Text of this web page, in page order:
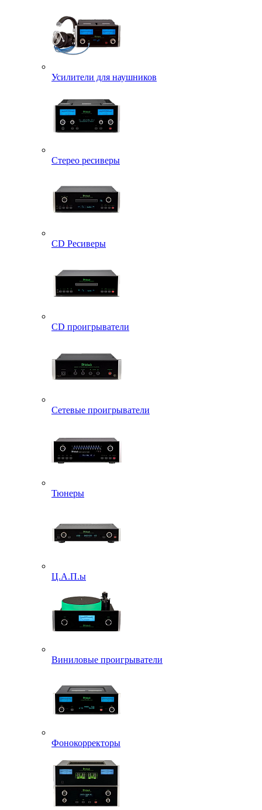
Усилители для наушников
Стерео ресиверы
CD Ресиверы
CD проигрыватели
Сетевые проигрыватели
Тюнеры
Ц.А.П.ы
Виниловые проигрыватели
Фонокорректоры